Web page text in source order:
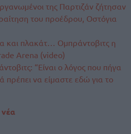
της Παρτιζάν ζήτησαν
του προέδρου, Οστόγια
και πλακάτ… Ομπράντοβιτς η
Arena (video)
“Είναι ο λόγος που πήγα
πρέπει να είμαστε εδώ για το